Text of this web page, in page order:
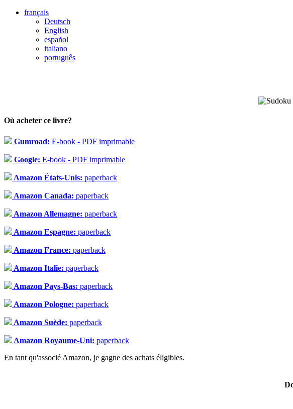
français
Deutsch
English
español
italiano
português
Où acheter ce livre?
Gumroad: E-book - PDF imprimable
Google: E-book - PDF imprimable
Amazon États-Unis: paperback
Amazon Canada: paperback
Amazon Allemagne: paperback
Amazon Espagne: paperback
Amazon France: paperback
Amazon Italie: paperback
Amazon Pays-Bas: paperback
Amazon Pologne: paperback
Amazon Suède: paperback
Amazon Royaume-Uni: paperback
En tant qu'associé Amazon, je gagne des achats éligibles.